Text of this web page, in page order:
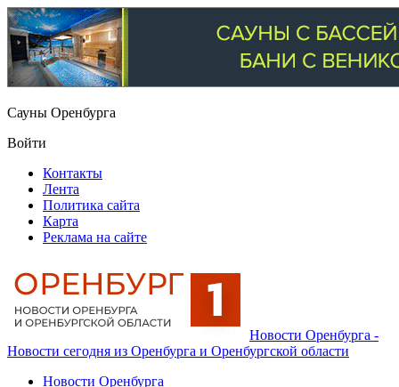
Сауны Оренбурга
Войти
Контакты
Лента
Политика сайта
Карта
Реклама на сайте
Новости Оренбурга -
Новости сегодня из Оренбурга и Оренбургской области
Новости Оренбурга